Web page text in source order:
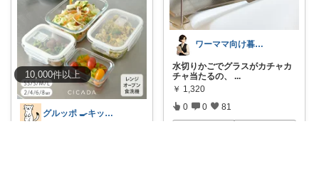
10,000件以上
グルッポ 🍳キッチン
ワーママ向け暮らしの便利グッズROOM
水切りかごでグラスがカチャカ
チャ当たるの、
...
￥ 1,320
0 0 81